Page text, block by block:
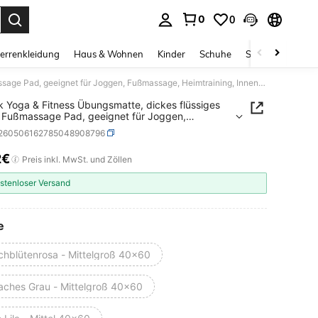
0 0
Haus & Wohnen Kinder Schuhe Schmuck &
1 Stück Yoga & Fitness Übungsmatte, dickes flüssiges Silikon Fußmassage Pad, geeignet für Joggen, Fußmassage, Heimtraining, Innen-/Außenbereich
Yoga & Fitness Übungsmatte, dickes flüssiges
Fußmassage Pad, geeignet für Joggen,
Heimtraining, Innen-/Außenbereich
AND AVAILABILITY
Preis inkl. MwSt. und Zöllen
Versand
- Mittelgroß 40x60
Grau - Mittelgroß 40x60